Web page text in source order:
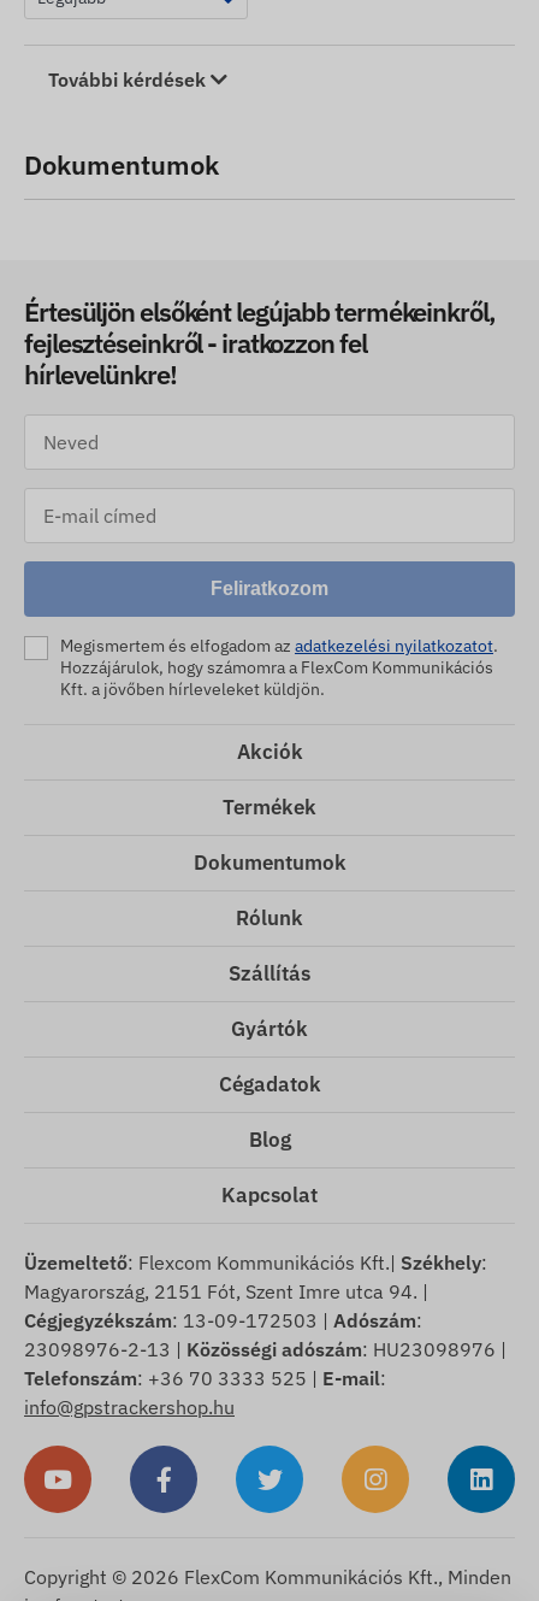
További kérdések
Dokumentumok
Értesüljön elsőként legújabb termékeinkről,
fejlesztéseinkről - iratkozzon fel
hírlevelünkre!
Feliratkozom
Megismertem és elfogadom az adatkezelési nyilatkozatot.
Hozzájárulok, hogy számomra a FlexCom Kommunikációs
Kft. a jövőben hírleveleket küldjön.
Akciók
Termékek
Dokumentumok
Rólunk
Szállítás
Gyártók
Cégadatok
Blog
Kapcsolat
Üzemeltető: Flexcom Kommunikációs Kft.| Székhely:
Magyarország, 2151 Fót, Szent Imre utca 94. |
Cégjegyzékszám: 13-09-172503 | Adószám:
23098976-2-13 | Közösségi adószám: HU23098976 |
Telefonszám: +36 70 3333 525 | E-mail:
info@gpstrackershop.hu
Copyright © 2026 FlexCom Kommunikációs Kft., Minden